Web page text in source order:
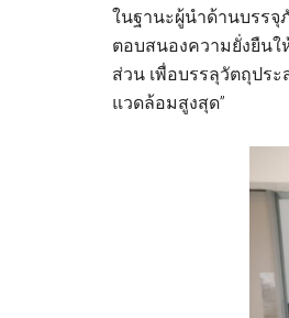
ในฐานะผู้นำด้านบรร
ตอบสนองความยั่งยืน
ส่วน เพื่อบรรลุวัตถุปร
แวดล้อมสูงสุด”